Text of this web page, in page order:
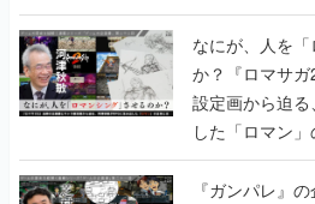
書】
なにが、人を
か？『ロマサ
設定画から迫
した「ロマン
書】
『ガンパレ』